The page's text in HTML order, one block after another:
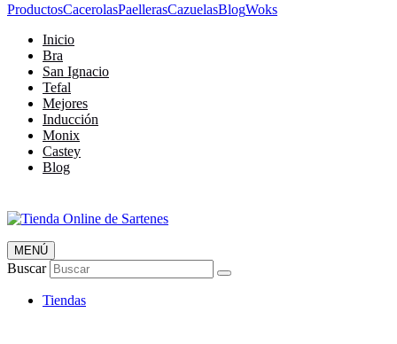
ProductosCacerolasPaellerasCazuelasBlogWoks
Inicio
Bra
San Ignacio
Tefal
Mejores
Inducción
Monix
Castey
Blog
Tienda Online de Sartenes
Nuevos Modelos
MENÚ
Buscar
Tiendas